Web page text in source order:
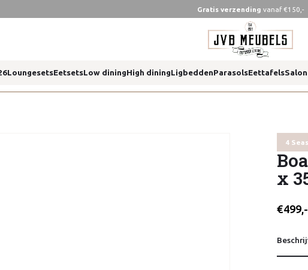
Gratis verzending vanaf €150,-
LoungesetsEetsetsLow diningHigh diningLigbeddenParasolsEettafels
keramiek terre 60 x 35 cm 4 seasons outdoor
4
x
€499,-